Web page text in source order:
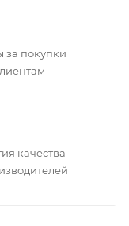
за покупки
качества